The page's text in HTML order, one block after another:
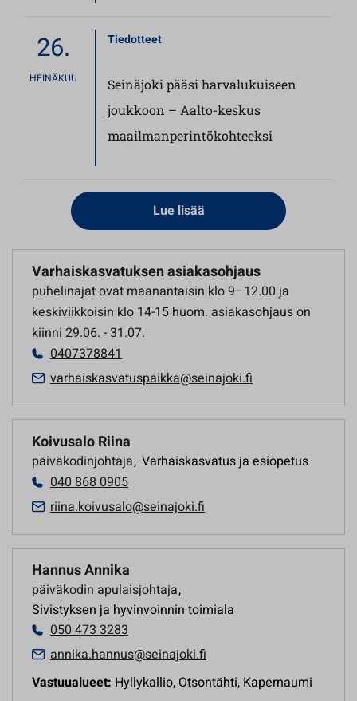
26.
HEINÄKUU
Tiedotteet
Seinäjoki pääsi harvalukuiseen
joukkoon – Aalto-keskus
maailmanperintökohteeksi
Lue lisää
Varhaiskasvatuksen asiakasohjaus
puhelinajat ovat maanantaisin klo 9–12.00 ja
keskiviikkoisin klo 14-15 huom. asiakasohjaus on
kiinni 29.06. - 31.07.
0407378841
varhaiskasvatuspaikka@seinajoki.fi
Koivusalo Riina
päiväkodinjohtaja, Varhaiskasvatus ja esiopetus
040 868 0905
riina.koivusalo@seinajoki.fi
Hannus Annika
päiväkodin apulaisjohtaja,
Sivistyksen ja hyvinvoinnin toimiala
050 473 3283
annika.hannus@seinajoki.fi
Vastuualueet: Hyllykallio, Otsontähti, Kapernaumi